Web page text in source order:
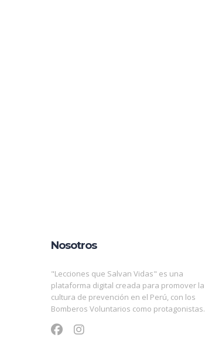
Nosotros
"Lecciones que Salvan Vidas" es una
plataforma digital creada para promover la
cultura de prevención en el Perú, con los
Bomberos Voluntarios como protagonistas.